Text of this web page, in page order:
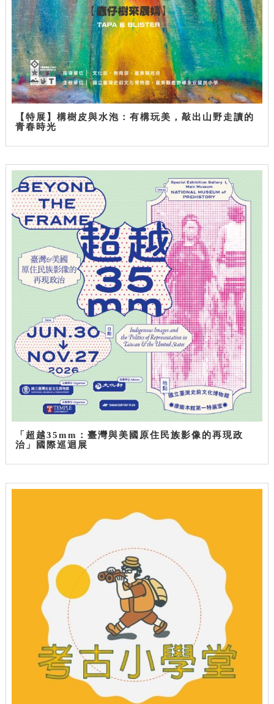
【特展】構樹皮與水泡：有構玩美，敲出山野走讀的
青春時光
「超越35mm：臺灣與美國原住民族影像的再現政
治」國際巡迴展